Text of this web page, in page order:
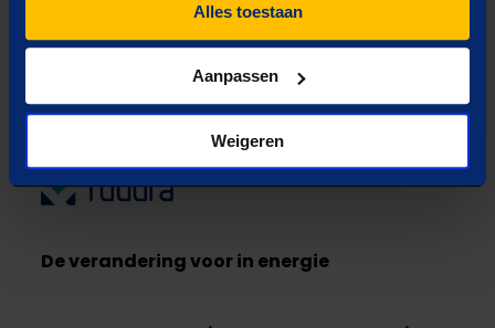
Alles toestaan
Aanpassen
Weigeren
Verduurzamen
De verandering voor in energie